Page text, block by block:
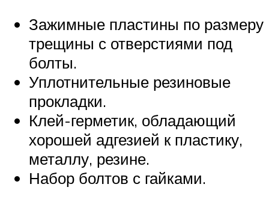
Зажимные пластины по размеру
трещины с отверстиями под
болты.
Уплотнительные резиновые
прокладки.
Клей-герметик, обладающий
хорошей адгезией к пластику,
металлу, резине.
Набор болтов с гайками.